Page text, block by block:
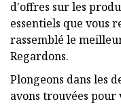
d'offres sur les
essentiels que vous
rassemblé le
Regardons.
Plongeons dans les
avons trouvées pour